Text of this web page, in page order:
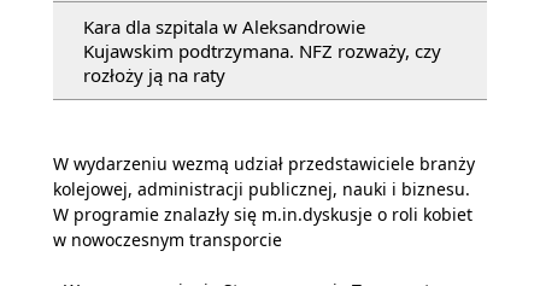
Kara dla szpitala w Aleksandrowie
Kujawskim podtrzymana. NFZ rozważy, czy
rozłoży ją na raty
W wydarzeniu wezmą udział przedstawiciele branży
kolejowej, administracji publicznej, nauki i biznesu.
W programie znalazły się m.in.dyskusje o roli kobiet
w nowoczesnym transporcie